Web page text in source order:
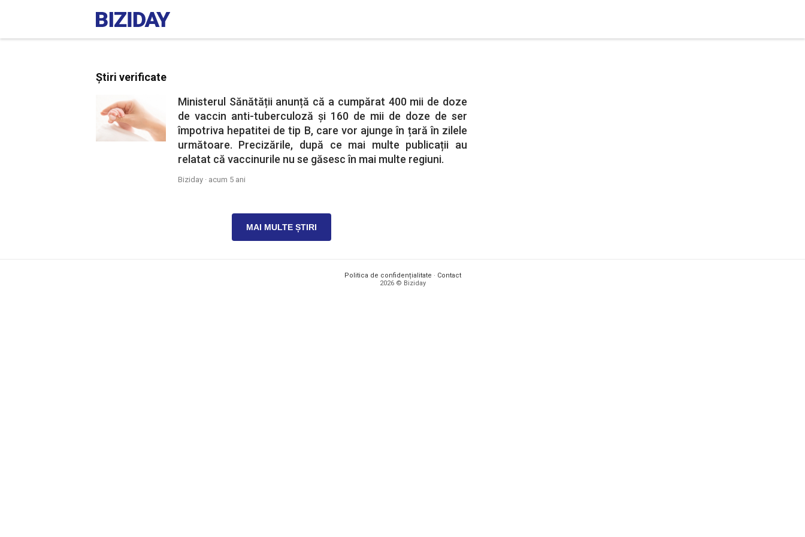
Știri verificate
Ministerul Sănătății anunță că a cumpărat 400 mii de doze
de vaccin anti-tuberculoză și 160 de mii de doze de ser
împotriva hepatitei de tip B, care vor ajunge în țară în zilele
următoare. Precizările, după ce mai multe publicații au
relatat că vaccinurile nu se găsesc în mai multe regiuni.
Biziday · acum 5 ani
MAI MULTE ȘTIRI
Politica de confidențialitate · Contact
2026 © Biziday